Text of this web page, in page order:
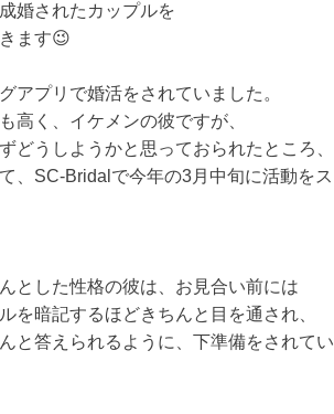
婚されたカップルを
ます😉
アプリで婚活をされていました。
高く、イケメンの彼ですが、
どうしようかと思っておられたところ、
、SC-Bridalで今年の3月中旬に活動をス
とした性格の彼は、お見合い前には
を暗記するほどきちんと目を通され、
と答えられるように、下準備をされてい